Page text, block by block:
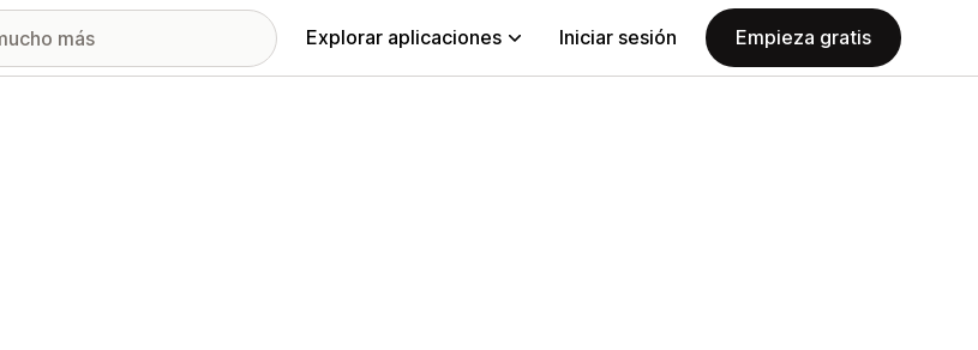
Explorar aplicaciones Iniciar sesión Empieza gratis